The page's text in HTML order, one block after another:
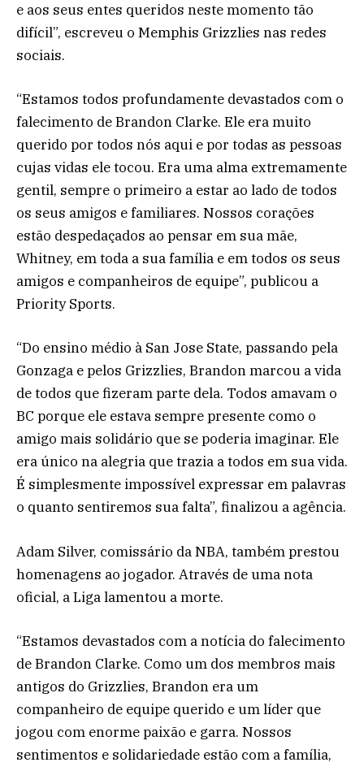
e aos seus entes queridos neste momento tão
difícil”, escreveu o Memphis Grizzlies nas redes
sociais.
“Estamos todos profundamente devastados com o
falecimento de Brandon Clarke. Ele era muito
querido por todos nós aqui e por todas as pessoas
cujas vidas ele tocou. Era uma alma extremamente
gentil, sempre o primeiro a estar ao lado de todos
os seus amigos e familiares. Nossos corações
estão despedaçados ao pensar em sua mãe,
Whitney, em toda a sua família e em todos os seus
amigos e companheiros de equipe”, publicou a
Priority Sports.
“Do ensino médio à San Jose State, passando pela
Gonzaga e pelos Grizzlies, Brandon marcou a vida
de todos que fizeram parte dela. Todos amavam o
BC porque ele estava sempre presente como o
amigo mais solidário que se poderia imaginar. Ele
era único na alegria que trazia a todos em sua vida.
É simplesmente impossível expressar em palavras
o quanto sentiremos sua falta”, finalizou a agência.
Adam Silver, comissário da NBA, também prestou
homenagens ao jogador. Através de uma nota
oficial, a Liga lamentou a morte.
“Estamos devastados com a notícia do falecimento
de Brandon Clarke. Como um dos membros mais
antigos do Grizzlies, Brandon era um
companheiro de equipe querido e um líder que
jogou com enorme paixão e garra. Nossos
sentimentos e solidariedade estão com a família,